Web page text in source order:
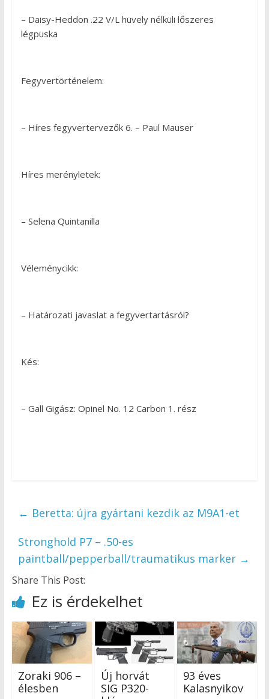
– Daisy-Heddon .22 V/L hüvely nélküli lőszeres
légpuska
Fegyvertörténelem:
– Híres fegyvertervezők 6. – Paul Mauser
Híres merényletek:
– Selena Quintanilla
Véleménycikk:
– Határozati javaslat a fegyvertartásról?
Kés:
– Gall Gigász: Opinel No. 12 Carbon 1. rész
← Beretta: újra gyártani kezdik az M9A1-et
Stronghold P7 – .50-es
paintball/pepperball/traumatikus marker →
Share This Post:
Ez is érdekelhet
Zoraki 906 –
élesben
Új horvát
SIG P320-
93 éves
Kalasnyikov